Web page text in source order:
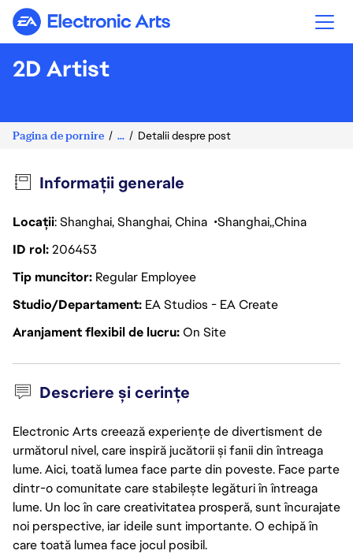
Electronic Arts
2D Artist
Pagina de pornire ... Detalii despre post
Informații generale
Locații: Shanghai, Shanghai, China Shanghai China
ID rol206453
Tip muncitor Regular Employee
Studio/Departament EA Studios - EA Create
Aranjament flexibil de lucruOn Site
Descriere și cerințe
Electronic Arts creează experiențe de divertisment de
următorul nivel, care inspiră jucătorii și fanii din întreaga
lume. Aici, toată lumea face parte din poveste. Face parte
dintr-o comunitate care stabilește legături în întreaga
lume. Un loc în care creativitatea prosperă, sunt încurajate
noi perspective, iar ideile sunt importante. O echipă în
care toată lumea face jocul posibil.